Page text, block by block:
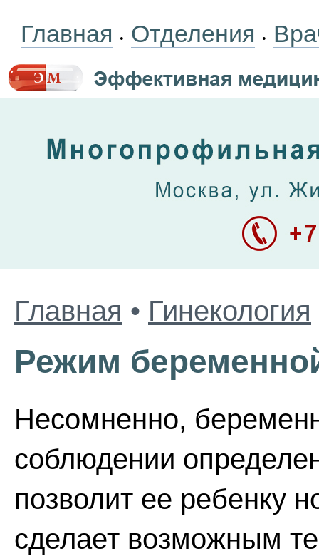
Главная • Отделения •
Главная • Гинекология
Режим
Несомненно,
соблюдении
позволит ее ребенку
сделает возможным